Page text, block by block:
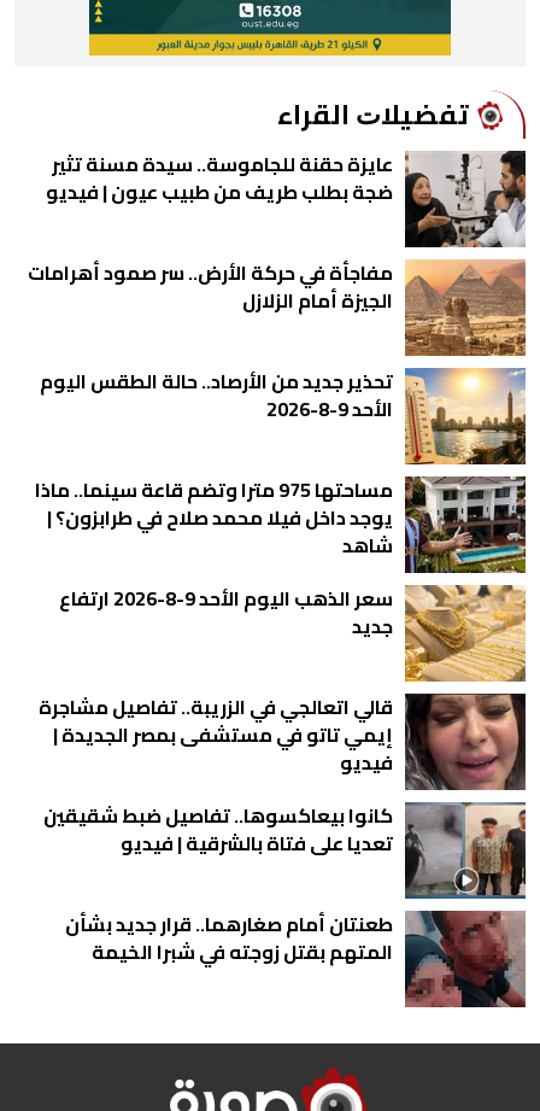
ﺗﻔﻀﻴﻼﺕ اﻟﻘﺮاء
عايزة حقنة للجاموسة.. سيدة مسنة تثير
ضجة بطلب طريف من طبيب عيون | فيديو
مفاجأة في حركة الأرض.. سر صمود أهرامات
الجيزة أمام الزلازل
تحذير جديد من الأرصاد.. حالة الطقس اليوم
الأحد 9-8-2026
مساحتها 975 مترا وتضم قاعة سينما.. ماذا
يوجد داخل فيلا محمد صلاح في طرابزون؟ |
شاهد
سعر الذهب اليوم الأحد 9-8-2026 ارتفاع
جديد
قالي اتعالجي في الزريبة.. تفاصيل مشاجرة
إيمي تاتو في مستشفى بمصر الجديدة |
فيديو
كانوا بيعاكسوها.. تفاصيل ضبط شقيقين
تعديا على فتاة بالشرقية | فيديو
طعنتان أمام صغارهما.. قرار جديد بشأن
المتهم بقتل زوجته في شبرا الخيمة